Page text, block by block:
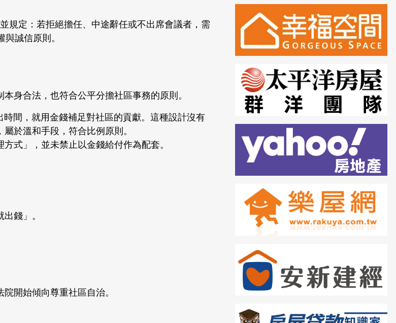
規定：若拒絕擔任、中途辭任或不出席會議者，需
誠信原則。
身合法，也符合公平分擔社區事務的原則。
時間，就用金錢補足對社區的貢獻。這種設計沒有
於溫和手段，符合比例原則。
式」，並未禁止以金錢給付作為配套。
錢」。
開始傾向尊重社區自治。